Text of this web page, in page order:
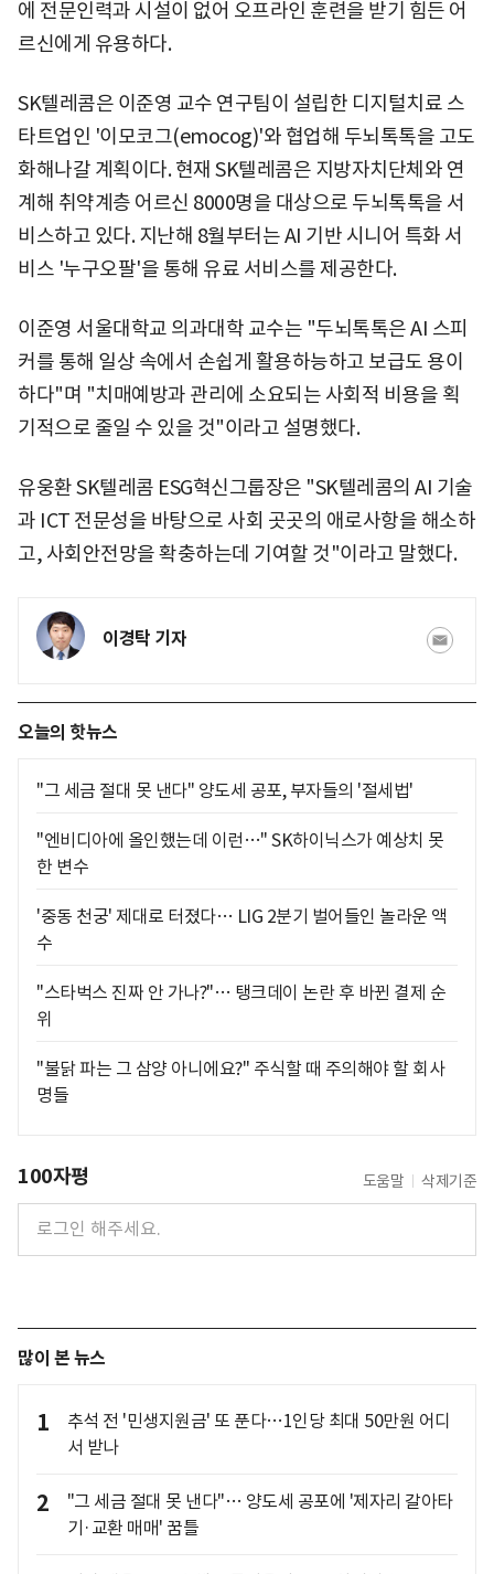
에 전문인력과 시설이 없어 오프라인 훈련을 받기 힘든 어
르신에게 유용하다.
SK텔레콤은 이준영 교수 연구팀이 설립한 디지털치료 스
타트업인 '이모코그(emocog)'와 협업해 두뇌톡톡을 고도
화해나갈 계획이다. 현재 SK텔레콤은 지방자치단체와 연
계해 취약계층 어르신 8000명을 대상으로 두뇌톡톡을 서
비스하고 있다. 지난해 8월부터는 AI 기반 시니어 특화 서
비스 '누구오팔'을 통해 유료 서비스를 제공한다.
이준영 서울대학교 의과대학 교수는 "두뇌톡톡은 AI 스피
커를 통해 일상 속에서 손쉽게 활용하능하고 보급도 용이
하다"며 "치매예방과 관리에 소요되는 사회적 비용을 획
기적으로 줄일 수 있을 것"이라고 설명했다.
유웅환 SK텔레콤 ESG혁신그룹장은 "SK텔레콤의 AI 기술
과 ICT 전문성을 바탕으로 사회 곳곳의 애로사항을 해소하
고, 사회안전망을 확충하는데 기여할 것"이라고 말했다.
이경탁 기자
오늘의 핫뉴스
"그 세금 절대 못 낸다" 양도세 공포, 부자들의 '절세법'
"엔비디아에 올인했는데 이런…" SK하이닉스가 예상치 못
한 변수
'중동 천궁' 제대로 터졌다… LIG 2분기 벌어들인 놀라운 액
수
"스타벅스 진짜 안 가나?"… 탱크데이 논란 후 바뀐 결제 순
위
"불닭 파는 그 삼양 아니에요?" 주식할 때 주의해야 할 회사
명들
100자평 도움말 삭제기준
많이 본 뉴스
1
추석 전 '민생지원금' 또 푼다…1인당 최대 50만원 어디
서 받나
2
"그 세금 절대 못 낸다"… 양도세 공포에 '제자리 갈아타
기·교환 매매' 꿈틀